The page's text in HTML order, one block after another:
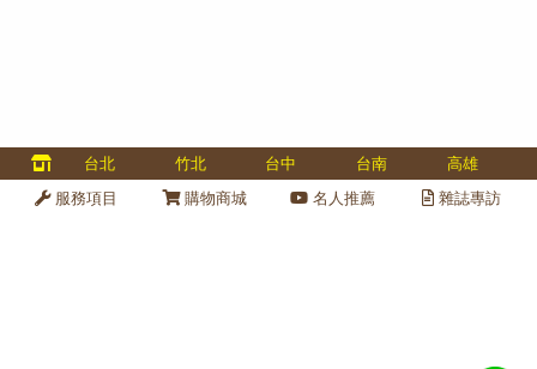
多國認證、專業金庫維修、金庫保養、金庫變號、全台服務 40
台北 竹北 台中 台南
高雄
金庫維修保養
服務項目 線上
購物商城 名人推薦 雜誌專訪